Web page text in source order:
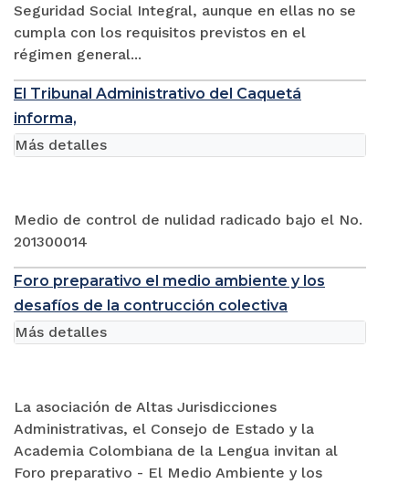
Seguridad Social Integral, aunque en ellas no se
cumpla con los requisitos previstos en el
régimen general...
El Tribunal Administrativo del Caquetá
informa,
Medio de control de nulidad radicado bajo el No.
201300014
Más detalles
Foro preparativo el medio ambiente y los
desafíos de la contrucción colectiva
La asociación de Altas Jurisdicciones
Administrativas, el Consejo de Estado y la
Academia Colombiana de la Lengua invitan al
Foro preparativo - El Medio Ambiente y los
Más detalles